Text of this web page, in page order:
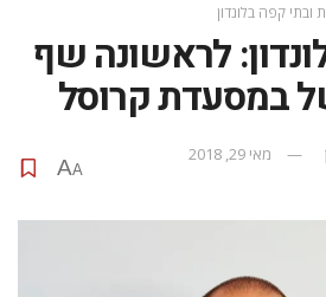
ובתי קפה בלונדון
לראשונה שף
במסעדת קרוסל
מאי 29, 2018
A
A